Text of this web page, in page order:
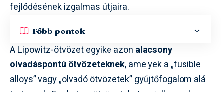
fejlődésének izgalmas útjaira.
Főbb pontok
A Lipowitz-ötvözet egyike azon alacsony
olvadáspontú ötvözeteknek, amelyek a „fusible
alloys” vagy „olvadó ötvözetek” gyűjtőfogalom alá